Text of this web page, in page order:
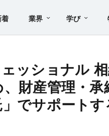
着 業界 学び
ッショナル
財産管理・承
でサポートす